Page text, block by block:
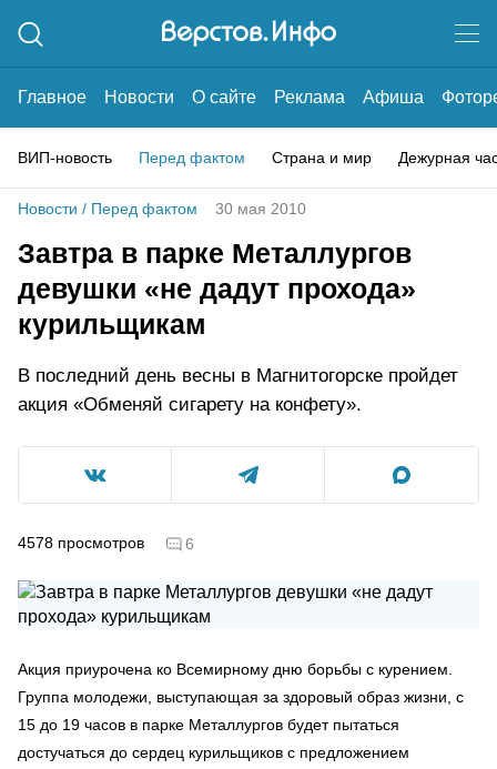
Главное Новости О сайте Реклама Афиша
ВИП-новость Перед фактом Страна и мир Дежурная
Новости / Перед фактом 30 мая 2010
Завтра в парке Металлургов
девушки «не дадут прохода»
курильщикам
В последний день весны в Магнитогорске пройдет
акция «Обменяй сигарету на конфету».
4578 просмотров 6
Акция приурочена ко Всемирному дню борьбы с курением.
Группа молодежи, выступающая за здоровый образ жизни, с
15 до 19 часов в парке Металлургов будет пытаться
достучаться до сердец курильщиков с предложением